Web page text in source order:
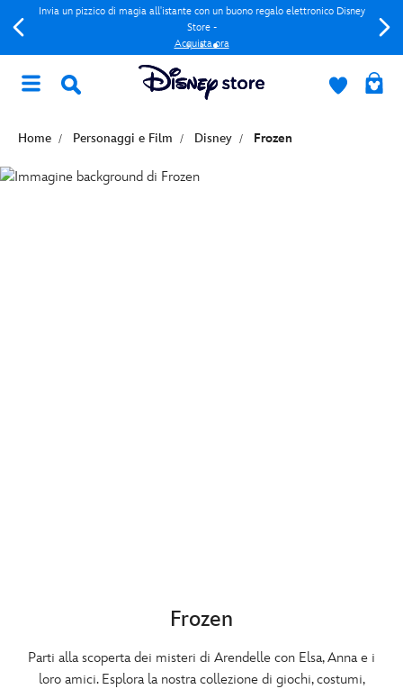
Invia un pizzico di magia all'istante con un buono regalo elettronico Disney
Store -
Acquista ora
Home Personaggi e Film Disney Frozen
Frozen
Parti alla scoperta dei misteri di Arendelle con Elsa, Anna e i
loro amici. Esplora la nostra collezione di giochi, costumi,